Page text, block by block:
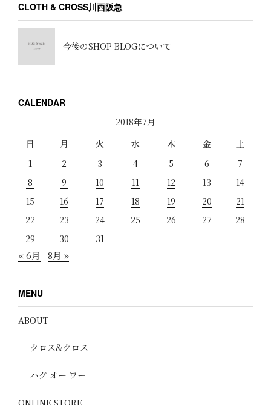
CLOTH & CROSS川西阪急
今後のSHOP BLOGについて
CALENDAR
2018年7月
日
月 火 水 木 金
土
1
2 3 4 5 6
7
8
9 10 11 12 13
14
15
16 17 18 19 20
21
22
23 24 25 26 27
28
29
30 31
« 6月 8月 »
MENU
ABOUT
クロス&クロス
ハグ オー ワー